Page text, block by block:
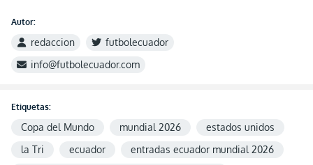
Autor:
redaccion
futbolecuador
info@futbolecuador.com
Etiquetas:
Copa del Mundo mundial 2026
estados unidos
la Tri
ecuador
entradas ecuador mundial 2026